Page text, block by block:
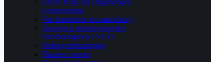
Eerste Hulp Bij Ongenoegen
Evenementen
Van burenhulp tot mantelzorg
Appgroep penningmeesters
Facebookgroep LVGO
Belangenbehartiging
Plaatsen oproep